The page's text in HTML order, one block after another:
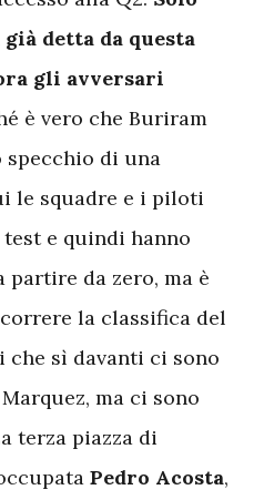
già detta da questa
gli avversari
è vero che Buriram
specchio di una
le squadre e i piloti
e quindi hanno
da zero, ma è
la classifica del
sì davanti ci sono
ma ci sono
terza piazza di
Pedro Acosta,